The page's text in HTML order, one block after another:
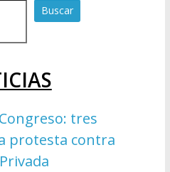
Buscar
tres
protesta contra